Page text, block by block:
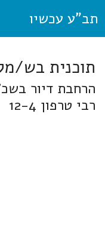
תב"ע עכשיו
תוכנית בש/מק/853/כז
הרחבת דיור
רבי טרפון 12-4